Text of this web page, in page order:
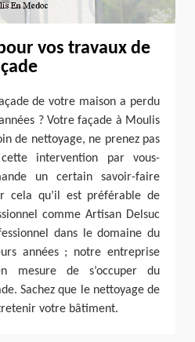
vos travaux de
de votre maison a perdu
? Votre façade à Moulis
de nettoyage, ne prenez pas
intervention par vous-
un certain savoir-faire
cela qu’il est préférable de
comme Artisan Delsuc
dans le domaine du
années ; notre entreprise
mesure de s’occuper du
Sachez que le nettoyage de
votre bâtiment.